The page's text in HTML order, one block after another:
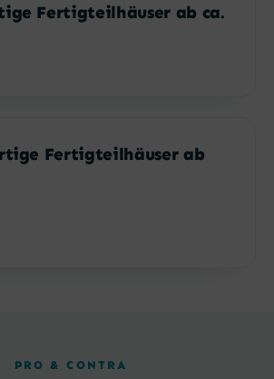
Fertigteilhäuser ab ca.
Fertigteilhäuser ab
PRO & CONTRA